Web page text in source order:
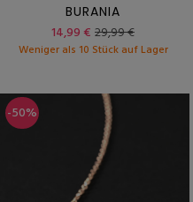
BURANIA
14,99 € 29,99 €
Weniger als 10 Stück auf Lager
-50%